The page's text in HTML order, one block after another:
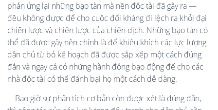
phản ứng lại những bạo tàn mà nền độc tài đã gây ra —
đều không được để cho cuộc đối kháng đi lệch ra khỏi đại
chiến lược và chiến lược của chiến dịch. Những bạo tàn có
thể đã được gây nên chính là để khiêu khích các lực lượng
dân chủ từ bỏ kế hoạch đã được sắp xếp một cách đúng
đắn và ngay cả có những hành động bạo động để cho các
nhà độc tài có thể đánh bại họ một cách dễ dàng.
Bao giờ sự phân tích cơ bản còn được xét là đúng đắn,